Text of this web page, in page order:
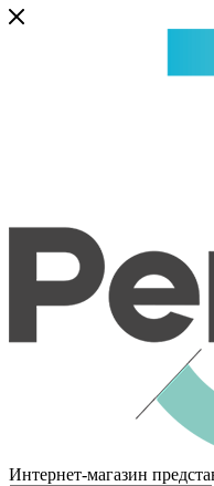
Интернет-магазин